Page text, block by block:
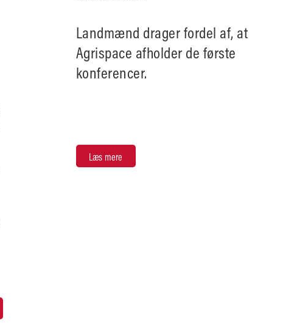
Landmænd drager fordel af, at
Agrispace afholder de første
konferencer.
Læs mere